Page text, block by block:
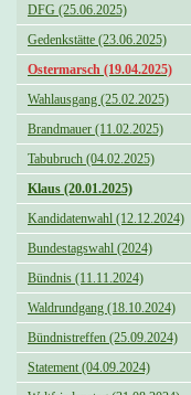
DFG (25.06.2025)
Gedenkstätte (23.06.2025)
Ostermarsch (19.04.2025)
Wahlausgang (25.02.2025)
Brandmauer (11.02.2025)
Tabubruch (04.02.2025)
Klaus (20.01.2025)
Kandidatenwahl (12.12.2024)
Bundestagswahl (2024)
Bündnis (11.11.2024)
Waldrundgang (18.10.2024)
Bündnistreffen (25.09.2024)
Statement (04.09.2024)